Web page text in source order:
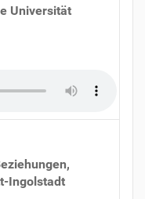
Universität
,
Ingolstadt